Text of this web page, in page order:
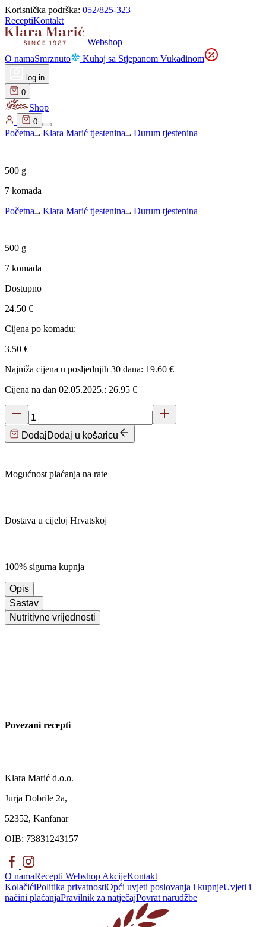
Korisnička podrška: 052/825-323
ReceptiKontakt
Webshop
O namaSmrznuto Kuhaj sa Stjepanom Vukadinom
log in
0
Shop
0
Početna Klara Marić tjestenina Durum tjestenina
500 g
7 komada
Početna
Klara Marić tjestenina Durum tjestenina
500 g
7 komada
Dostupno
24.50 €
Cijena po komadu:
3.50 €
Najniža cijena u posljednjih 30 dana: 19.60 €
Cijena na dan 02.05.2025.: 26.95 €
DodajDodaj u košaricu
Mogućnost plaćanja na rate
Dostava u cijeloj Hrvatskoj
100% sigurna kupnja
Opis
Sastav
Nutritivne vrijednosti
Povezani recepti
Klara Marić d.o.o.
Jurja Dobrile 2a,
52352, Kanfanar
OIB: 73831243157
O namaRecepti Webshop AkcijeKontakt
KolačićiPolitika privatnostiOpći uvjeti poslovanja i kupnjeUvjeti i
načini plaćanjaPravilnik za natječajPovrat narudžbe